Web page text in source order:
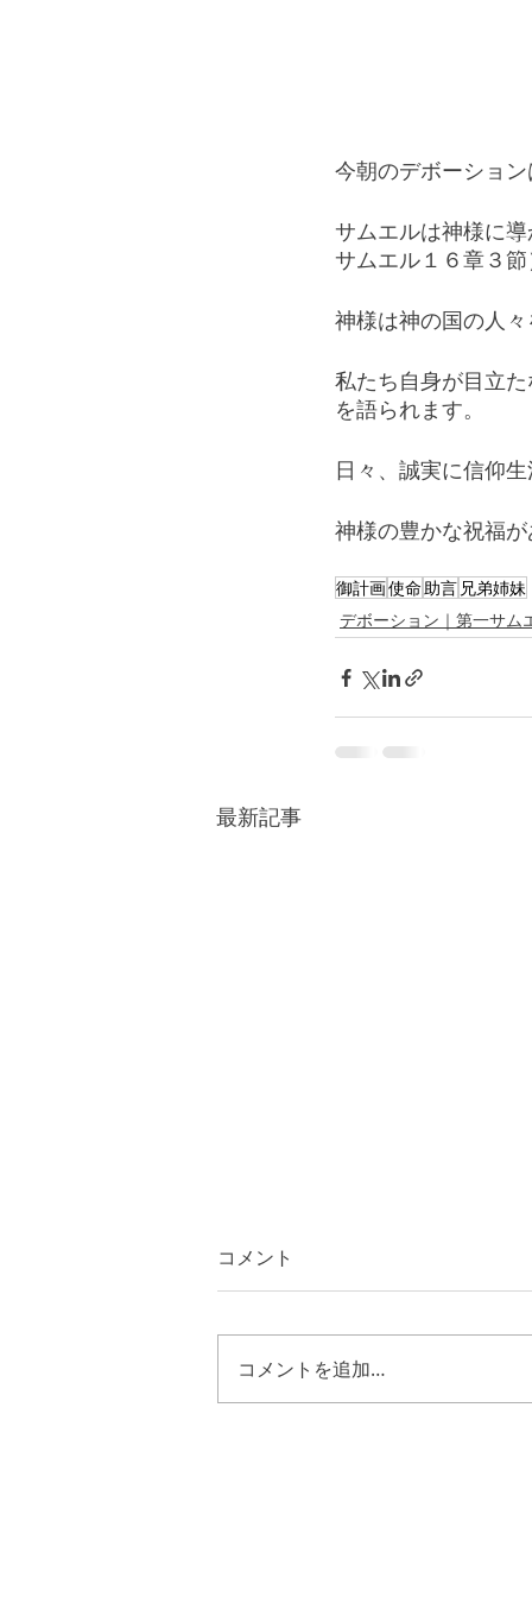
今朝のデボーショ
サムエルは神様に
サムエル１６章３
神様は神の国の人
私たち自身が目立
を語られます。
日々、誠実に信仰
神様の豊かな祝福
御計画使命助言 兄弟姉妹
デボーション｜第一サム
最新記事
コメント
コメントを追加…